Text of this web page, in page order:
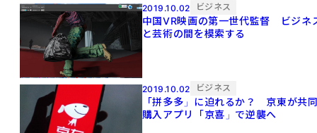
2019.10.02 ビジネス
中国VR映画の第一世代監督 ビジネ
と芸術の間を模索する
2019.10.02 ビジネス
「拼多多」に迫れるか？ 京東が共
購入アプリ「京喜」で逆襲へ